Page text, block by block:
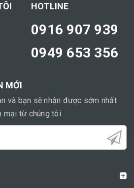
HOTLINE
0916 907 939
0949 653 356
MỚI
và bạn sẽ nhận được sớm nhất
mại từ chúng tôi